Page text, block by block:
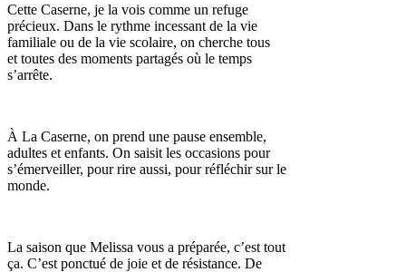
Cette Caserne, je la vois comme un refuge
précieux. Dans le rythme incessant de la vie
familiale ou de la vie scolaire, on cherche tous
et toutes des moments partagés où le temps
s’arrête.
À La Caserne, on prend une pause ensemble,
adultes et enfants. On saisit les occasions pour
s’émerveiller, pour rire aussi, pour réfléchir sur le
monde.
La saison que Melissa vous a préparée, c’est tout
ça. C’est ponctué de joie et de résistance. De